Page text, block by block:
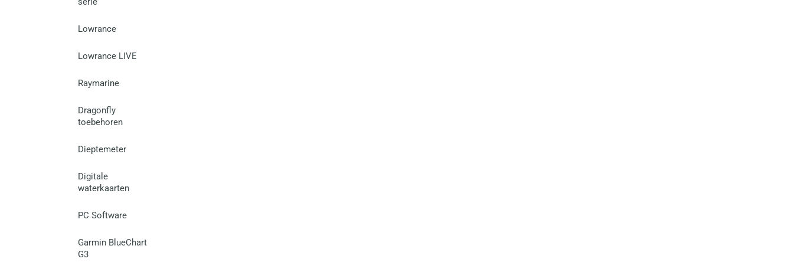
Lowrance
Lowrance LIVE
Raymarine
Dragonfly
toebehoren
Dieptemeter
Digitale
waterkaarten
PC Software
Garmin BlueChart
G3